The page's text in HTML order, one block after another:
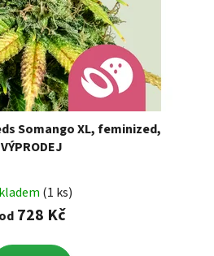
Somango XL, feminized,
VÝPRODEJ
(1 ks)
od728 Kč